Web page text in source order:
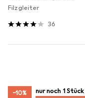
Filzgleiter
36
−10% noch 1 Stückim
nur noch 1 Stück